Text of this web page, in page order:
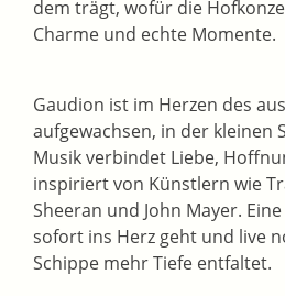
dem trägt, wofür die
Charme und echte Momente.
Gaudion ist im Herzen des
aufgewachsen, in der kleinen
Musik verbindet Liebe,
inspiriert von Künstlern wie
Sheeran und John Mayer.
sofort ins Herz geht und live
Schippe mehr Tiefe entfaltet.